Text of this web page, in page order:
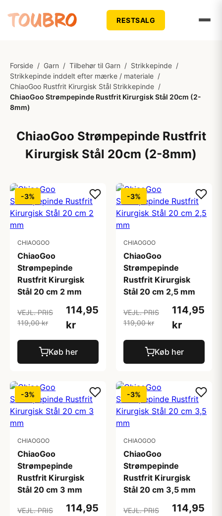
RESTSALG
Forside / Garn / Tilbehør til Garn / Strikkepinde /
Strikkepinde inddelt efter mærke / materiale /
ChiaoGoo Rustfrit Kirurgisk Stål Strikkepinde /
ChiaoGoo Strømpepinde Rustfrit Kirurgisk Stål 20cm (2-
8mm)
ChiaoGoo Strømpepinde Rustfrit
Kirurgisk Stål 20cm (2-8mm)
-3%
CHIAOGOO
ChiaoGoo
Strømpepinde
Rustfrit Kirurgisk
Stål 20 cm 2 mm
VEJL. PRIS
119,00 kr
114,95
kr
Køb her
-3%
CHIAOGOO
ChiaoGoo
Strømpepinde
Rustfrit Kirurgisk
Stål 20 cm 2,5 mm
VEJL. PRIS
119,00 kr
114,95
kr
Køb her
-3%
CHIAOGOO
ChiaoGoo
Strømpepinde
Rustfrit Kirurgisk
Stål 20 cm 3 mm
VEJL. PRIS
114,95
-3%
CHIAOGOO
ChiaoGoo
Strømpepinde
Rustfrit Kirurgisk
Stål 20 cm 3,5 mm
VEJL. PRIS
114,95